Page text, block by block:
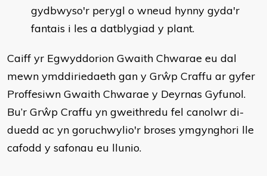
gydbwyso'r perygl o wneud hynny gyda'r
fantais i les a datblygiad y plant.
Caiff yr Egwyddorion Gwaith Chwarae eu dal
mewn ymddiriedaeth gan y Grŵp Craffu ar gyfer
Proffesiwn Gwaith Chwarae y Deyrnas Gyfunol.
Bu’r Grŵp Craffu yn gweithredu fel canolwr di-
duedd ac yn goruchwylio'r broses ymgynghori lle
cafodd y safonau eu llunio.